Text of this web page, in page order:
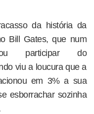
da história da
Bill Gates, que num
participar do
viu a loucura que a
em 3% a sua
esborrachar sozinha